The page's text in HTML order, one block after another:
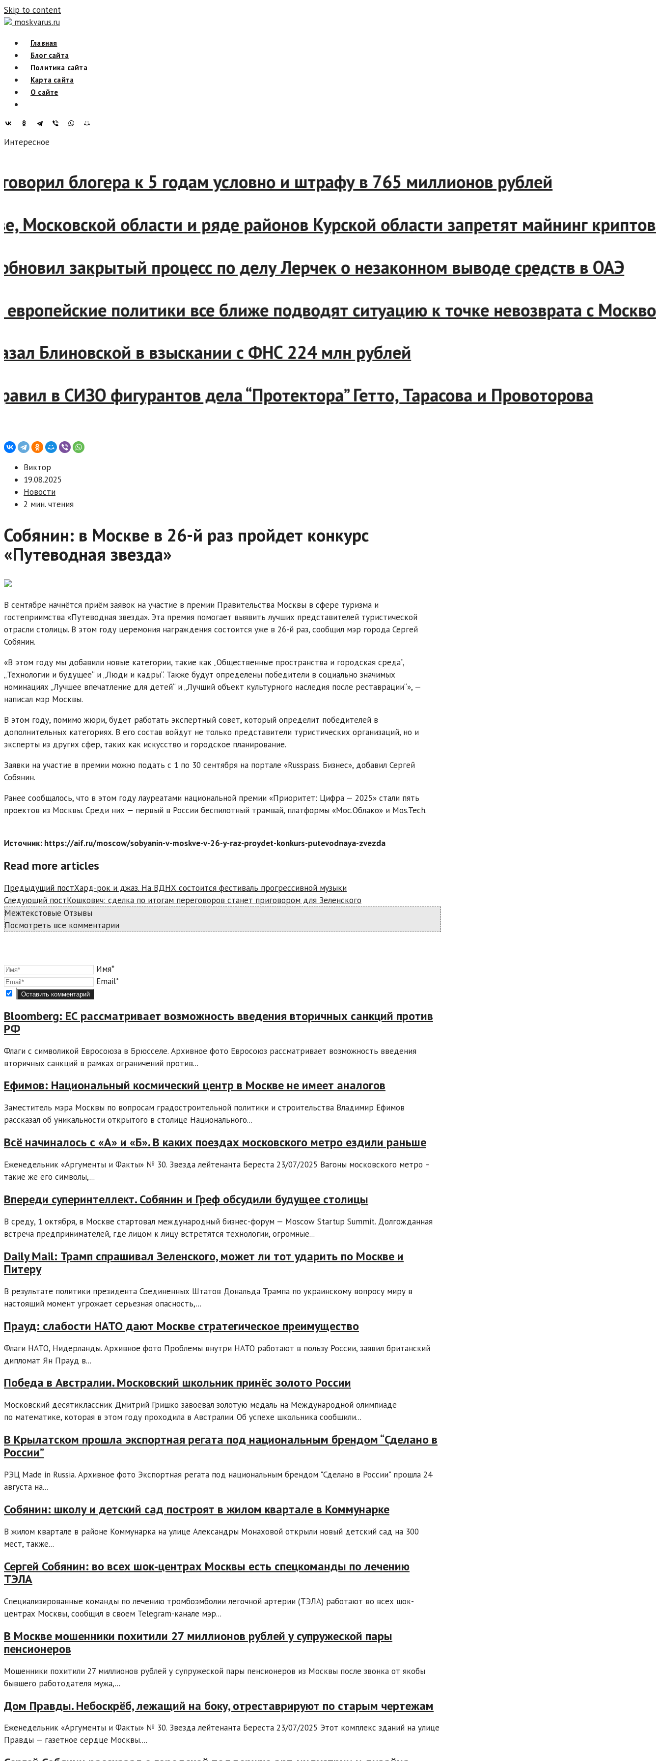
Skip to content
moskvarus.ru
Главная
Блог сайта
Политика сайта
Карта сайта
О сайте
Интересное
блогера к 5 годам условно и штрафу в 765 миллионов рублей
Московской области и ряде районов Курской области запретят майнинг
закрытый процесс по делу Лерчек о незаконном выводе средств в ОАЭ
европейские политики все ближе подводят ситуацию к точке невозврата с
Блиновской в взыскании с ФНС 224 млн рублей
в СИЗО фигурантов дела “Протектора” Гетто, Тарасова и Провоторова
Виктор
19.08.2025
Новости
2 мин. чтения
Собянин: в Москве в 26-й раз пройдет конкурс
«Путеводная звезда»
В сентябре начнётся приём заявок на участие в премии Правительства Москвы в сфере туризма и
гостеприимства «Путеводная звезда». Эта премия помогает выявить лучших представителей туристической
отрасли столицы. В этом году церемония награждения состоится уже в 26-й раз, сообщил мэр города Сергей
Собянин.
«В этом году мы добавили новые категории, такие как „Общественные пространства и городская среда“,
„Технологии и будущее“ и „Люди и кадры“. Также будут определены победители в социально значимых
номинациях „Лучшее впечатление для детей“ и „Лучший объект культурного наследия после реставрации“», —
написал мэр Москвы.
В этом году, помимо жюри, будет работать экспертный совет, который определит победителей в
дополнительных категориях. В его состав войдут не только представители туристических организаций, но и
эксперты из других сфер, таких как искусство и городское планирование.
Заявки на участие в премии можно подать с 1 по 30 сентября на портале «Russpass. Бизнес», добавил Сергей
Собянин.
Ранее сообщалось, что в этом году лауреатами национальной премии «Приоритет: Цифра — 2025» стали пять
проектов из Москвы. Среди них — первый в России беспилотный трамвай, платформы «Мос.Облако» и Mos.Tech.
Источник: https://aif.ru/moscow/sobyanin-v-moskve-v-26-y-raz-proydet-konkurs-putevodnaya-zvezda
Read more articles
Предыдущий постХард-рок и джаз. На ВДНХ состоится фестиваль прогрессивной музыки
Следующий постКошкович: сделка по итогам переговоров станет приговором для Зеленского
Межтекстовые Отзывы
Посмотреть все комментарии
Имя*
Email*
Bloomberg: ЕС рассматривает возможность введения вторичных санкций против
РФ
Флаги с символикой Евросоюза в Брюсселе. Архивное фото Евросоюз рассматривает возможность введения
вторичных санкций в рамках ограничений против...
Ефимов: Национальный космический центр в Москве не имеет аналогов
Заместитель мэра Москвы по вопросам градостроительной политики и строительства Владимир Ефимов
рассказал об уникальности открытого в столице Национального...
Всё начиналось с «А» и «Б». В каких поездах московского метро ездили раньше
Еженедельник «Аргументы и Факты» № 30. Звезда лейтенанта Береста 23/07/2025 Вагоны московского метро –
такие же его символы,...
Впереди суперинтеллект. Собянин и Греф обсудили будущее столицы
В среду, 1 октября, в Москве стартовал международный бизнес-форум — Moscow Startup Summit. Долгожданная
встреча предпринимателей, где лицом к лицу встретятся технологии, огромные...
Daily Mail: Трамп спрашивал Зеленского, может ли тот ударить по Москве и
Питеру
В результате политики президента Соединенных Штатов Дональда Трампа по украинскому вопросу миру в
настоящий момент угрожает серьезная опасность,...
Прауд: слабости НАТО дают Москве стратегическое преимущество
Флаги НАТО, Нидерланды. Архивное фото Проблемы внутри НАТО работают в пользу России, заявил британский
дипломат Ян Прауд в...
Победа в Австралии. Московский школьник принёс золото России
Московский десятиклассник Дмитрий Гришко завоевал золотую медаль на Международной олимпиаде
по математике, которая в этом году проходила в Австралии. Об успехе школьника сообщили...
В Крылатском прошла экспортная регата под национальным брендом “Сделано в
России”
РЭЦ Made in Russia. Архивное фото Экспортная регата под национальным брендом "Сделано в России" прошла 24
августа на...
Собянин: школу и детский сад построят в жилом квартале в Коммунарке
В жилом квартале в районе Коммунарка на улице Александры Монаховой открыли новый детский сад на 300
мест, также...
Сергей Собянин: во всех шок-центрах Москвы есть спецкоманды по лечению
ТЭЛА
Специализированные команды по лечению тромбоэмболии легочной артерии (ТЭЛА) работают во всех шок-
центрах Москвы, сообщил в своем Telegram-канале мэр...
В Москве мошенники похитили 27 миллионов рублей у супружеской пары
пенсионеров
Мошенники похитили 27 миллионов рублей у супружеской пары пенсионеров из Москвы после звонка от якобы
бывшего работодателя мужа,...
Дом Правды. Небоскрёб, лежащий на боку, отреставрируют по старым чертежам
Еженедельник «Аргументы и Факты» № 30. Звезда лейтенанта Береста 23/07/2025 Этот комплекс зданий на улице
Правды — газетное сердце Москвы....